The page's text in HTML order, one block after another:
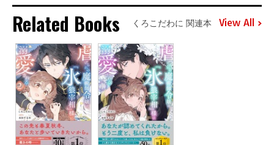
Related Books くろこだわに 関連本 View All